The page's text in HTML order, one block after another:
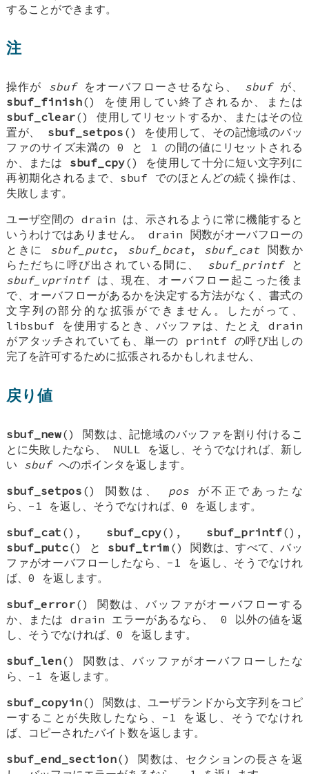
することができます。
注
操作が sbufをオーバフローさせるなら、 sbufが、
sbuf_finish() を使用してい終了されるか、または
sbuf_clear() 使用してリセットするか、またはその位
置が、 sbuf_setpos () を使用して、その記憶域のバッ
ファのサイズ未満の 0 と 1 の間の値にリセットされる
か、または sbuf_cpy() を使用して十分に短い文字列に
再初期化されるまで、sbuf でのほとんどの続く操作は、
失敗します。
ユーザ空間の drain は、示されるように常に機能すると
いうわけではありません。 drain 関数がオーバフローの
ときに sbuf_putc, sbuf_bcat, sbuf_cat関数か
らただちに呼び出されている間に、 sbuf_printfと
sbuf_vprintfは、現在、オーバフロー起こった後ま
で、オーバフローがあるかを決定する方法がなく、書式の
文字列の部分的な拡張ができません。したがって、
libsbuf を使用するとき、バッファは、たとえ drain
がアタッチされていても、単一の printf の呼び出しの
完了を許可するために拡張されるかもしれません、
戻り値
sbuf_new() 関数は、記憶域のバッファを割り付けるこ
とに失敗したなら、 NULL を返し、そうでなければ、新し
い sbufへのポインタを返します。
sbuf_setpos () 関数は、 posが不正であったな
ら、-1 を返し、そうでなければ、0 を返します。
sbuf_cat (), sbuf_cpy(), sbuf_printf(),
sbuf_putc() と sbuf_trim () 関数は、すべて、バッ
ファがオーバフローしたなら、-1 を返し、そうでなけれ
ば、0 を返します。
sbuf_error() 関数は、バッファがオーバフローする
か、または drain エラーがあるなら、 0 以外の値を返
し、そうでなければ、0 を返します。
sbuf_len() 関数は、バッファがオーバフローしたな
ら、-1 を返します。
sbuf_copyin() 関数は、ユーザランドから文字列をコピ
ーすることが失敗したなら、-1 を返し、そうでなけれ
ば、コピーされたバイト数を返します。
sbuf_end_section() 関数は、セクションの長さを返